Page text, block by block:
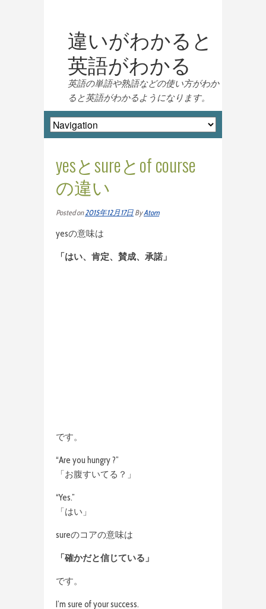
違いがわかると
英語がわかる
英語の単語や熟語などの使い方がわか
ると英語がわかるようになります。
yesとsureとof course
の違い
Posted on2015年12月17日 ByAtom
yesの意味は
「はい、肯定、賛成、承諾」
です。
“Are you hungry ?”
「お腹すいてる？」
“Yes.”
「はい」
sureのコアの意味は
「確かだと信じている」
です。
I’m sure of your success.